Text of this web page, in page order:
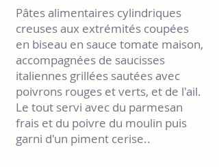
Pâtes alimentaires cylindriques
creuses aux extrémités coupées
en biseau en sauce tomate maison,
accompagnées de saucisses
italiennes grillées sautées avec
poivrons rouges et verts, et de l'ail.
Le tout servi avec du parmesan
frais et du poivre du moulin puis
garni d'un piment cerise..